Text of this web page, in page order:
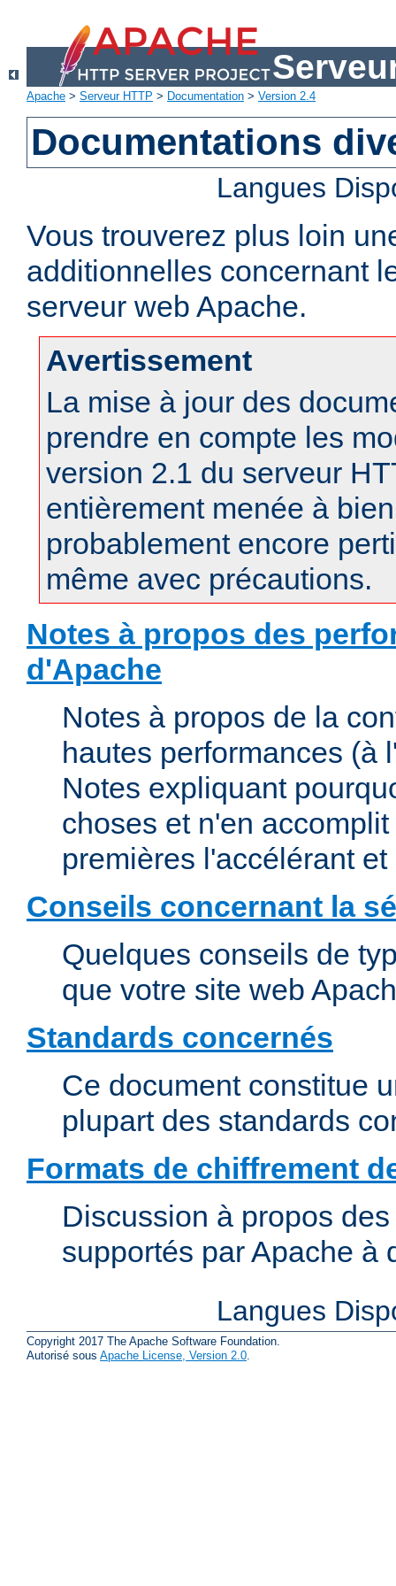
Apache > Serveur HTTP > Documentation > Version 2.4
Documentations
Langues
Vous trouverez plus loin
additionnelles concernant
serveur web Apache.
Avertissement
La mise à jour des
prendre en compte les
version 2.1 du serveur
entièrement menée à
probablement encore
même avec précautions.
Notes à propos des
d'Apache
Notes à propos de la
hautes performances (à
Notes expliquant
choses et n'en
premières l'accélérant
Conseils concernant la
Quelques conseils de
que votre site web
Standards concernés
Ce document constitue
plupart des standards
Formats de chiffrement
Discussion à propos
supportés par Apache à
Langues
Copyright 2017 The Apache Software Foundation.
Autorisé sous Apache License, Version 2.0